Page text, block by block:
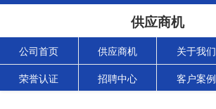
供应商机
公司首页 供应商机 关于我们
荣誉认证 招聘中心 客户案例